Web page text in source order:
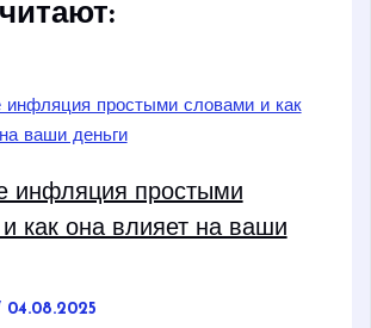
инфляция простыми
как она влияет на ваши
04.08.2025